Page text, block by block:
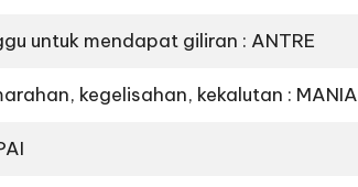
untuk mendapat giliran : ANTRE
kegelisahan, kekalutan : MANIA